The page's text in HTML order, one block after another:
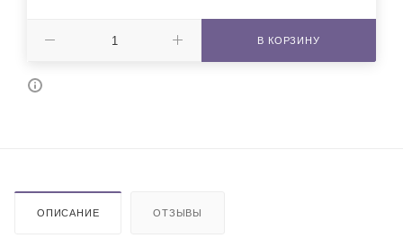
В КОРЗИНУ
ОПИСАНИЕ ОТЗЫВЫ